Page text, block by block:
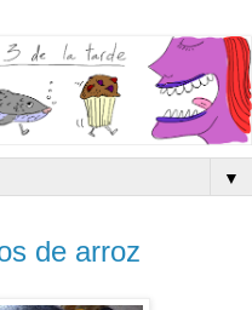
▼
de arroz